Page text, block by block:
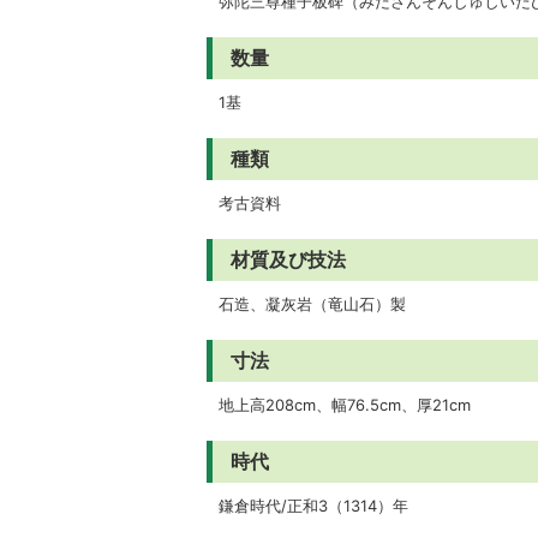
数量
1基
種類
考古資料
材質及び技法
石造、凝灰岩（竜山石）製
寸法
地上高208cm、幅76.5cm、厚21cm
時代
鎌倉時代/正和3（1314）年